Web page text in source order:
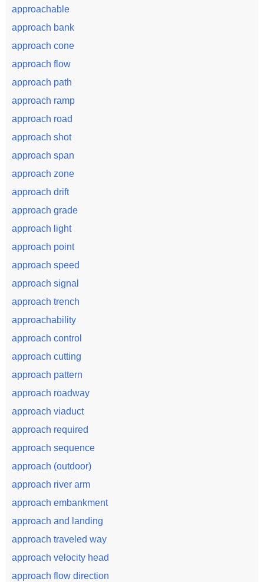
approachable
approach bank
approach cone
approach flow
approach path
approach ramp
approach road
approach shot
approach span
approach zone
approach drift
approach grade
approach light
approach point
approach speed
approach signal
approach trench
approachability
approach control
approach cutting
approach pattern
approach roadway
approach viaduct
approach required
approach sequence
approach (outdoor)
approach river arm
approach embankment
approach and landing
approach traveled way
approach velocity head
approach flow direction